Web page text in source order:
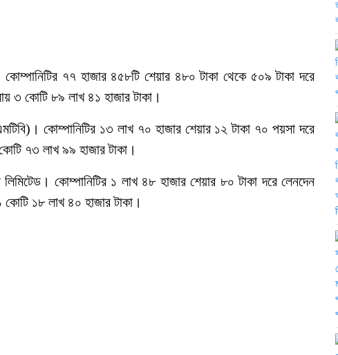
৭৭ হাজার ৪৫৮টি শেয়ার ৪৮০ টাকা থেকে ৫০৯ টাকা দরে
৩ কোটি ৮৯ লাখ ৪১ হাজার টাকা।
কোম্পানিটির ১৩ লাখ ৭০ হাজার শেয়ার ১২ টাকা ৭০ পয়সা দরে
৭৩ লাখ ৯৯ হাজার টাকা।
কোম্পানিটির ১ লাখ ৪৮ হাজার শেয়ার ৮০ টাকা দরে লেনদেন
কোটি ১৮ লাখ ৪০ হাজার টাকা।